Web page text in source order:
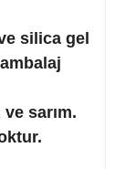
silica gel
sarım.